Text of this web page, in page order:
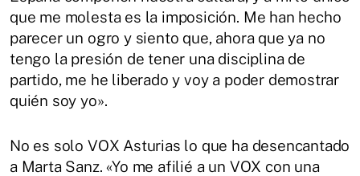
que me molesta es la imposición. Me han hecho
parecer un ogro y siento que, ahora que ya no
tengo la presión de tener una disciplina de
partido, me he liberado y voy a poder demostrar
quién soy yo».
No es solo VOX Asturias lo que ha desencantado
a Marta Sanz. «Yo me afilié a un VOX con una